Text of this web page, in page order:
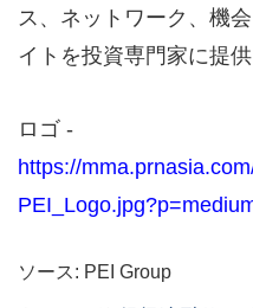
ス、ネットワーク、機
イトを投資専門家に提供
ロゴ -
https://
ソース: PEI Group